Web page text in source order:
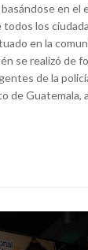
en
los
en la
se realizó de
de la
de Guatemala,